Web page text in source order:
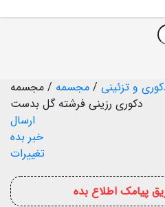
و تزئینی / مجسمه / مجسمه
دکوری رزینی فرشته گل بدست
ارسال
خبر بده
تغییرات
پیامک اطلاع بده